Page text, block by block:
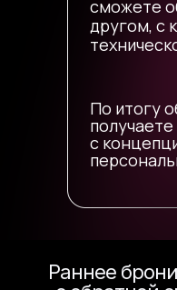
сможете
другом, с
По итогу
получаете
с
Раннее
00